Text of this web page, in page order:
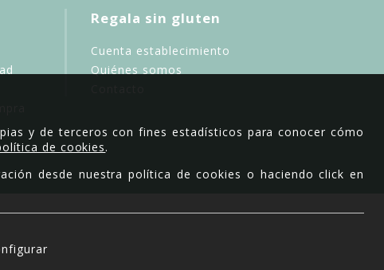
Regala sin gluten
Cuenta establecimiento
Quiénes somos
y de terceros con fines estadísticos para conocer cómo
de cookies.
desde nuestra política de cookies o haciendo click en